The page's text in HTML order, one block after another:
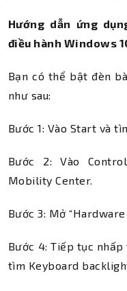
Hướng dẫn ứng
điều hành Windows
Bạn có thể bật đèn
như sau:
Bước 1: Vào Start và
Bước 2: Vào
Mobility Center.
Bước 3: Mở “Hardware
Bước 4: Tiếp tục
tìm Keyboard